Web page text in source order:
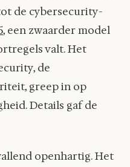
de cybersecurity-
, een zwaarder model
valt. Het
de
greep in op
Details gaf de
openhartig. Het